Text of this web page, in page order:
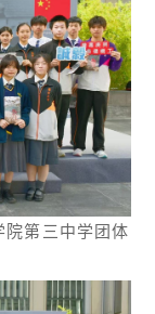
第三中学团体